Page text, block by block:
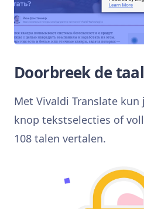
Doorbreek de
Met Vivaldi Translate
knop tekstselecties of
108 talen vertalen.